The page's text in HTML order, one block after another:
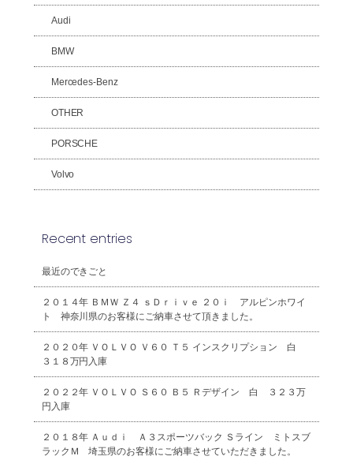
Audi
BMW
Mercedes-Benz
OTHER
PORSCHE
Volvo
Recent entries
最近のできごと
２０１４年 ＢＭＷ Ｚ４ ｓＤｒｉｖｅ ２０ｉ アルピンホワイ
ト 神奈川県のお客様にご納車させて頂きました。
２０２０年 ＶＯＬＶＯ Ｖ６０ Ｔ５ インスクリプション 白
３１８万円入庫
２０２２年 ＶＯＬＶＯ Ｓ６０ Ｂ５ Ｒデザイン 白 ３２３万
円入庫
２０１８年 Ａｕｄｉ Ａ３スポーツバック Ｓライン ミトスブ
ラックＭ 埼玉県のお客様にご納車させていただきました。